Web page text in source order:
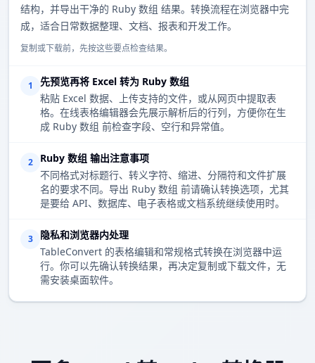
结构，并导出干净的 Ruby 数组 结果。转换流程在浏览器中完
成，适合日常数据整理、文档、报表和开发工作。
复制或下载前，先按这些要点检查结果。
1
先预览再将 Excel 转为 Ruby 数组
粘贴 Excel 数据、上传支持的文件，或从网页中提取表
格。在线表格编辑器会先展示解析后的行列，方便你在生
成 Ruby 数组 前检查字段、空行和异常值。
2
Ruby 数组 输出注意事项
不同格式对标题行、转义字符、缩进、分隔符和文件扩展
名的要求不同。导出 Ruby 数组 前请确认转换选项，尤其
是要给 API、数据库、电子表格或文档系统继续使用时。
3
隐私和浏览器内处理
TableConvert 的表格编辑和常规格式转换在浏览器中运
行。你可以先确认转换结果，再决定复制或下载文件，无
需安装桌面软件。